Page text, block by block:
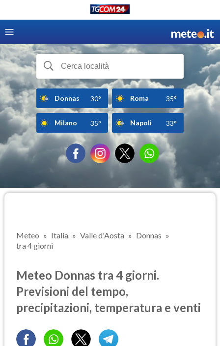
Donnas 30° Roma 35°
Milano 35° Napoli 33°
Meteo Italia Valle d'Aosta
Donnas
tra 4 giorni
Meteo Donnas tra 4 giorni.
Previsioni del tempo,
precipitazioni, temperatura e venti